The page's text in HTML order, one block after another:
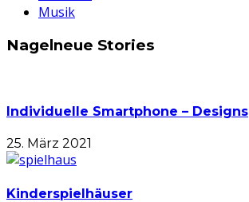
Musik
Nagelneue Stories
Individuelle Smartphone – Designs
25. März 2021
Kinderspielhäuser